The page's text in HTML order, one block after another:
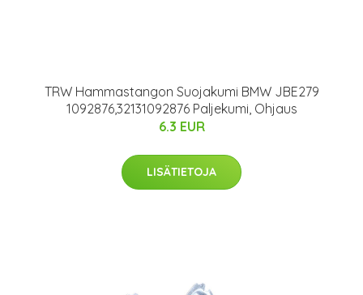
TRW Hammastangon Suojakumi BMW JBE279
1092876,32131092876 Paljekumi, Ohjaus
6.3 EUR
LISÄTIETOJA